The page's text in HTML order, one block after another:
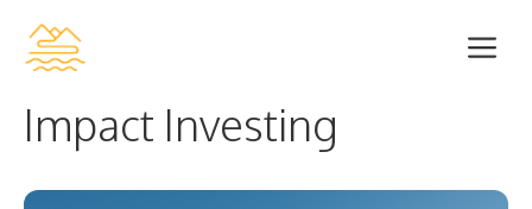
Inhalt
Impact Investing